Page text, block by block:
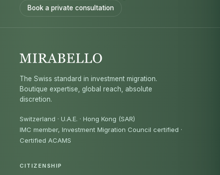
Book a private consultation
The Swiss standard in investment migration.
Boutique expertise, global reach, absolute
discretion.
Switzerland · U.A.E. · Hong Kong (SAR)
IMC member, Investment Migration Council certified ·
Certified ACAMS
CITIZENSHIP